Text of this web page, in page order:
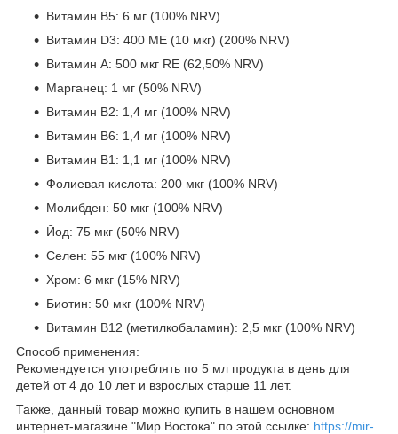
Витамин B5: 6 мг (100% NRV)
Витамин D3: 400 МЕ (10 мкг) (200% NRV)
Витамин A: 500 мкг RE (62,50% NRV)
Марганец: 1 мг (50% NRV)
Витамин B2: 1,4 мг (100% NRV)
Витамин B6: 1,4 мг (100% NRV)
Витамин B1: 1,1 мг (100% NRV)
Фолиевая кислота: 200 мкг (100% NRV)
Молибден: 50 мкг (100% NRV)
Йод: 75 мкг (50% NRV)
Селен: 55 мкг (100% NRV)
Хром: 6 мкг (15% NRV)
Биотин: 50 мкг (100% NRV)
Витамин B12 (метилкобаламин): 2,5 мкг (100% NRV)
Способ применения:
Рекомендуется употреблять по 5 мл продукта в день для
детей от 4 до 10 лет и взрослых старше 11 лет.
Также, данный товар можно купить в нашем основном
интернет-магазине "Мир Востока" по этой ссылке: https://mir-